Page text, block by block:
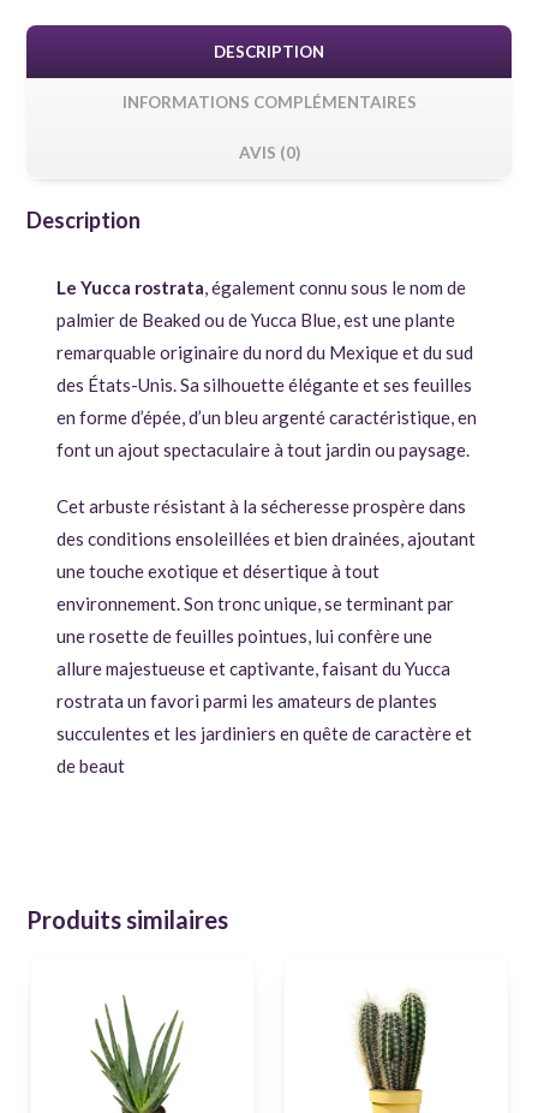
DESCRIPTION
INFORMATIONS COMPLÉMENTAIRES
AVIS (0)
Description
Le Yucca rostrata, également connu sous le nom de
palmier de Beaked ou de Yucca Blue, est une plante
remarquable originaire du nord du Mexique et du sud
des États-Unis. Sa silhouette élégante et ses feuilles
en forme d’épée, d’un bleu argenté caractéristique, en
font un ajout spectaculaire à tout jardin ou paysage.
Cet arbuste résistant à la sécheresse prospère dans
des conditions ensoleillées et bien drainées, ajoutant
une touche exotique et désertique à tout
environnement. Son tronc unique, se terminant par
une rosette de feuilles pointues, lui confère une
allure majestueuse et captivante, faisant du Yucca
rostrata un favori parmi les amateurs de plantes
succulentes et les jardiniers en quête de caractère et
de beaut
Produits similaires